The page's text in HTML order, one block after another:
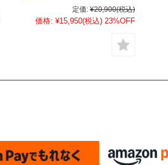
定価: ¥20,900(税込)
価格: ¥15,950(税込) 23%OFF